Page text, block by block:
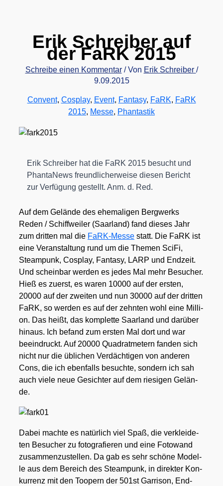
Erik Schreiber auf
der FaRK 2015
Schreibe einen Kommentar / Von Erik Schreiber /
9.09.2015
Convent, Cosplay, Event, Fantasy, FaRK, FaRK
2015, Messe, Phantastik
Erik Schrei­ber hat die FaRK 2015 besucht und
Phan­ta­News freund­li­cher­wei­se die­sen Bericht
zur Ver­fü­gung gestellt. Anm. d. Red.
Auf dem Gelän­de des ehe­ma­li­gen Berg­werks
Reden /​ Schiff­wei­ler (Saar­land) fand die­ses Jahr
zum drit­ten mal die FaRK-Mes­se statt. Die FaRK ist
eine Ver­an­stal­tung rund um die The­men Sci­Fi,
Steam­punk, Cos­play, Fan­ta­sy, LARP und End­zeit.
Und schein­bar wer­den es jedes Mal mehr Besu­cher.
Hieß es zuerst, es waren 10000 auf der ers­ten,
20000 auf der zwei­ten und nun 30000 auf der drit­ten
FaRK, so wer­den es auf der zehn­ten wohl eine Mil­li­
on. Das heißt, das kom­plet­te Saar­land und dar­über
hin­aus. Ich befand zum ers­ten Mal dort und war
beein­druckt. Auf 20000 Qua­drat­me­tern fan­den sich
nicht nur die übli­chen Ver­däch­ti­gen von ande­ren
Cons, die ich eben­falls besuch­te, son­dern ich sah
auch vie­le neue Gesich­ter auf dem rie­si­gen Gelän­
de.
Dabei mach­te es natür­lich viel Spaß, die ver­klei­de­
ten Besu­cher zu foto­gra­fie­ren und eine Foto­wand
zusam­men­zu­stel­len. Da gab es sehr schö­ne Model­
le aus dem Bereich des Steam­punk, in direk­ter Kon­
kur­renz mit den Too­pern der 501st Gar­ri­son, End­